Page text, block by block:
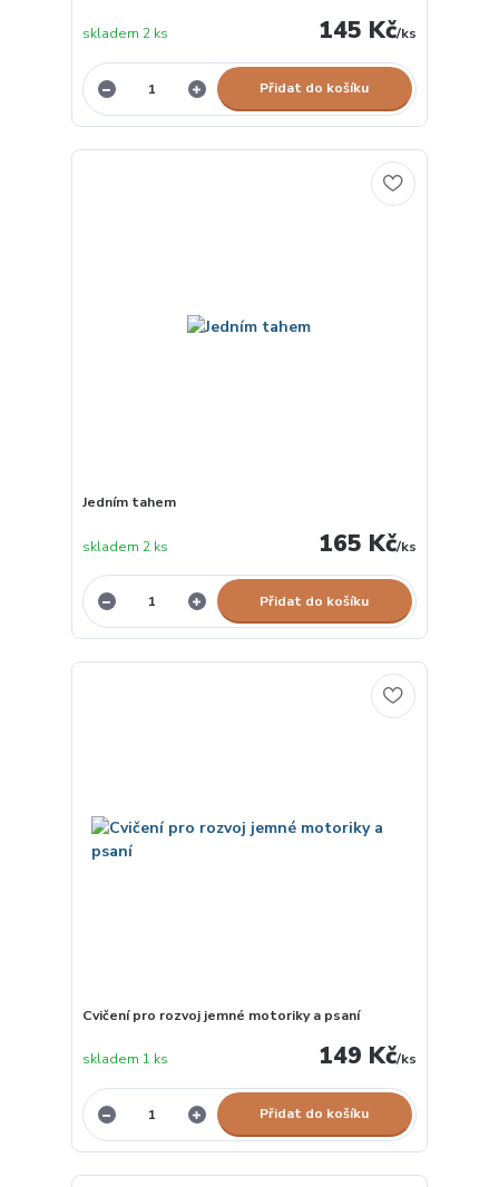
145 Kč/ks
skladem 2 ks
Přidat do košíku
Jedním tahem
165 Kč/ks
skladem 2 ks
Přidat do košíku
Cvičení pro rozvoj jemné motoriky a psaní
149 Kč/ks
skladem 1 ks
Přidat do košíku